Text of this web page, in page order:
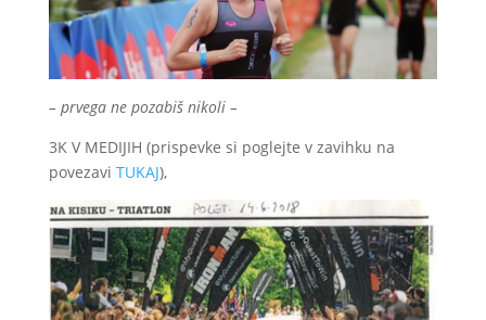
– prvega ne pozabiš nikoli –
3K V MEDIJIH (prispevke si poglejte v zavihku na
povezavi TUKAJ),